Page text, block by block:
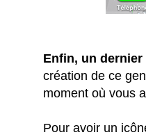
Enfin, un
création de ce
moment où vous
Pour avoir un